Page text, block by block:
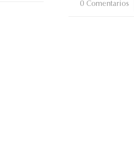
0 Comentarios
/